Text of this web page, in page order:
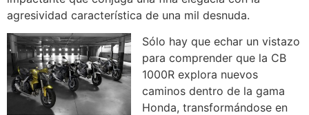
agresividad característica de una mil desnuda.
Sólo hay que echar un vistazo
para comprender que la CB
1000R explora nuevos
caminos dentro de la gama
Honda, transformándose en